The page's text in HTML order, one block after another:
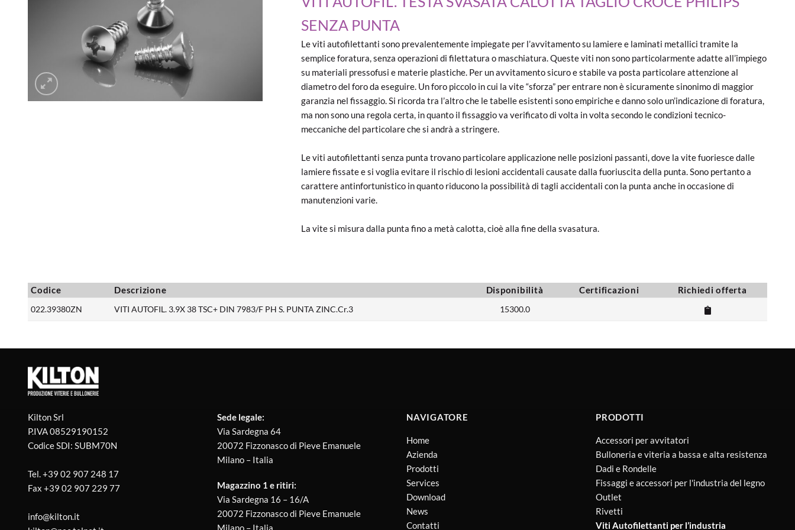
SENZA PUNTA
Le viti autofilettanti sono prevalentemente impiegate per l’avvitamento su lamiere e laminati metallici tramite la
semplice foratura, senza operazioni di filettatura o maschiatura. Queste viti non sono particolarmente adatte all’impiego
su materiali pressofusi e materie plastiche. Per un avvitamento sicuro e stabile va posta particolare attenzione al
diametro del foro da eseguire. Un foro piccolo in cui la vite “sforza” per entrare non è sicuramente sinonimo di maggior
garanzia nel fissaggio. Si ricorda tra l’altro che le tabelle esistenti sono empiriche e danno solo un’indicazione di foratura,
ma non sono una regola certa, in quanto il fissaggio va verificato di volta in volta secondo le condizioni tecnico-
meccaniche del particolare che si andrà a stringere.
Le viti autofilettanti senza punta trovano particolare applicazione nelle posizioni passanti, dove la vite fuoriesce dalle
lamiere fissate e si voglia evitare il rischio di lesioni accidentali causate dalla fuoriuscita della punta. Sono pertanto a
carattere antinfortunistico in quanto riducono la possibilità di tagli accidentali con la punta anche in occasione di
manutenzioni varie.
La vite si misura dalla punta fino a metà calotta, cioè alla fine della svasatura.
Codice Descrizione Disponibilità Certificazioni Richiedi offerta
022.39380ZN VITI AUTOFIL. 3.9X 38 TSC+ DIN 7983/F PH S. PUNTA ZINC.Cr.3 15300.0
Kilton Srl
P.IVA 08529190152
Codice SDI: SUBM70N
Tel.+39 02 907 248 17
Fax +39 02 907 229 77
info@kilton.it
Sede legale:
Via Sardegna 64
20072 Fizzonasco di Pieve Emanuele
Milano – Italia
Magazzino 1 e ritiri:
Via Sardegna 16 – 16/A
20072 Fizzonasco di Pieve Emanuele
NAVIGATORE
Home
Azienda
Prodotti
Services
Download
News
Contatti
PRODOTTI
Accessori per avvitatori
Bulloneria e viteria a bassa e alta resistenza
Dadi e Rondelle
Fissaggi e accessori per l'industria del legno
Outlet
Rivetti
Viti Autofilettanti per l’industria